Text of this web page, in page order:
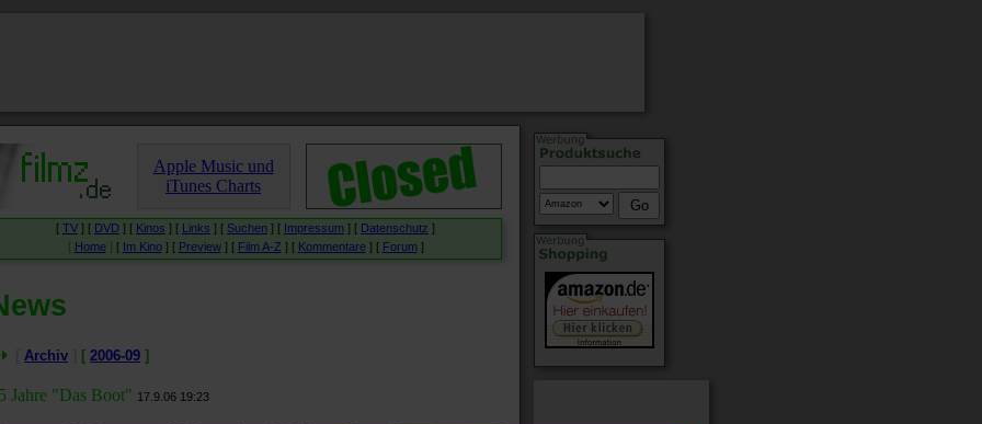
Apple Music und
iTunes Charts
[ TV ] [ DVD ] [ Kinos ] [ Links ] [ Suchen ] [ Impressum ] [ Datenschutz ]
[ Home] [ Im Kino] [ Preview] [ Film A-Z ] [ Kommentare] [ Forum]
Archiv [ 2006-09 ]
Jahre "Das Boot" 17.9.06 19:23